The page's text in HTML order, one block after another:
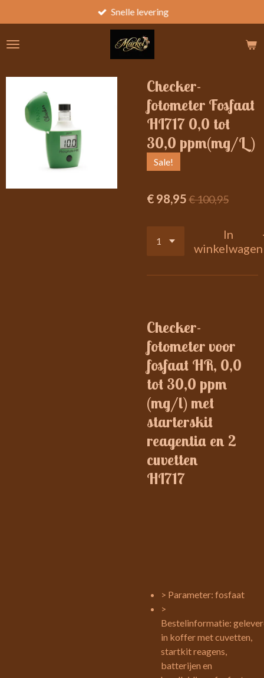
direct
naar
Snelle levering
Checker-
fotometer Fosfaat
HI717 0,0 tot
30,0 ppm(mg/L)
Sale!
€ 98,95€ 100,95
In
winkelwagen
Checker-
fotometer voor
fosfaat HR, 0,0
tot 30,0 ppm
(mg/l) met
starterskit
reagentia en 2
cuvetten
HI717
> Parameter: fosfaat
>
Bestelinformatie:
in koffer met cuvetten,
startkit reagens,
batterijen en